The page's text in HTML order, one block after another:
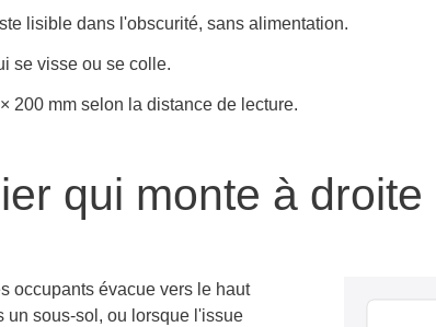
lisible dans l'obscurité, sans alimentation.
se visse ou se colle.
200 mm selon la distance de lecture.
qui monte à droite
occupants évacue vers le haut
un sous-sol, ou lorsque l'issue